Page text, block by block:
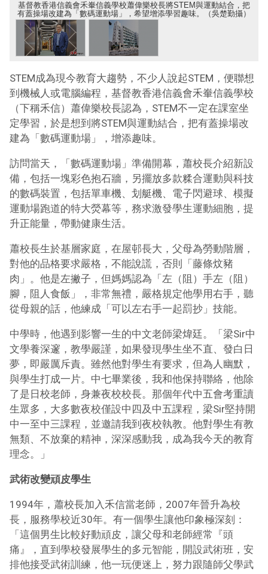
基督教香港信義會禾輋信義學校蕭偉樂校長將STEM與運動結合，把
有蓋操場改建為「數碼運動場」，希望增添學習趣味。（吳楚勤攝）
STEM成為現今教育大趨勢，不少人說起STEM，便聯想
到機械人或電腦編程，基督教香港信義會禾輋信義學校
（下稱禾信）蕭偉樂校長認為，STEM不一定在課室坐
定學習，於是想到將STEM與運動結合，把有蓋操場改
建為「數碼運動場」，增添趣味。
訪問當天，「數碼運動場」準備開幕，蕭校長介紹新設
備，包括一塊彩色抱石牆，另擺放多款糅合運動與科技
的數碼裝置，包括單車機、划艇機、電子閃避球、模擬
運動場跑道的特大熒幕等，務求激發學生運動細胞，提
升正能量，帶動健康生活。
蕭校長生於基層家庭，在屋邨長大，父母為勞動階層，
對他的品格要求嚴格，不能說謊，否則「藤條炆豬
肉」。他是左撇子，但媽媽認為「左（阻）手左（阻）
腳，阻人食飯」，非常無禮，嚴格規定他學用右手，聽
從母親的話，他練成「可以左右手一起罰抄」技能。
中學時，他遇到影響一生的中文老師梁煒廷。「梁Sir中
文學養深邃，教學嚴謹，如果發現學生坐不直、發白日
夢，即嚴厲斥責。雖然他對學生有要求，但為人幽默，
與學生打成一片。中七畢業後，我和他保持聯絡，他除
了是日校老師，身兼夜校校長。那個年代中五會考重讀
生眾多，大多數夜校僅設中四及中五課程，梁Sir堅持開
中一至中三課程，並邀請我到夜校執教。他對學生有教
無類、不放棄的精神，深深感動我，成為我今天的教育
理念。」
武術改變頑皮學生
1994年，蕭校長加入禾信當老師，2007年晉升為校
長，服務學校近30年。有一個學生讓他印象極深刻：
「這個男生比較好動頑皮，讓父母和老師經常『頭
痛』，直到學校發展學生的多元智能，開設武術班，安
排他接受武術訓練，他一玩便迷上，努力跟隨師父學武